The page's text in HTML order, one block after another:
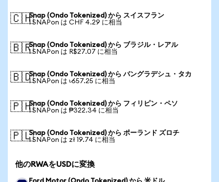
🇨🇭Snap (Ondo Tokenized) から スイスフラン
1 SNAPon は CHF 4.29 に相当
🇧🇷Snap (Ondo Tokenized) から ブラジル・レアル
1 SNAPon は R$27.07 に相当
🇧🇩Snap (Ondo Tokenized) から バングラデシュ・タカ
1 SNAPon は ৳657.25 に相当
🇵🇭Snap (Ondo Tokenized) から フィリピン・ペソ
1 SNAPon は ₱322.34 に相当
🇵🇱Snap (Ondo Tokenized) から ポーランド ズロチ
1 SNAPon は zł 19.74 に相当
他のRWAをUSDに変換